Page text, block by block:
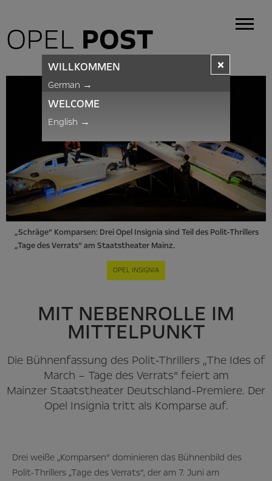
OPEL POST
„Schräge“ Komparsen: Drei Opel Insignia sind Teil des Polit-Thrillers
„Tage des Verrats“ am Staatstheater Mainz.
OPEL INSIGNIA
MIT NEBENROLLE IM
MITTELPUNKT
Die Bühnenfassung des Polit-Thrillers „The Ides of
March – Tage des Verrats“ feiert am
Mainzer Staatstheater Deutschland-Premiere. Der
Opel Insignia tritt als Komparse auf.
Drei weiße „Komparsen“ dominieren das Bühnenbild des
Polit-Thrillers „Tage des Verrats“, der am 7. Juni am
×
WILLKOMMEN
German →
WELCOME
English →